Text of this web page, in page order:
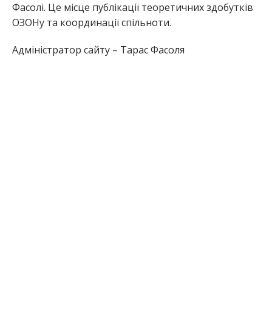
Фасолі. Це місце публікації теоретичних здобутків
ОЗОНу та координації спільноти.
Адміністратор сайту – Тарас Фасоля